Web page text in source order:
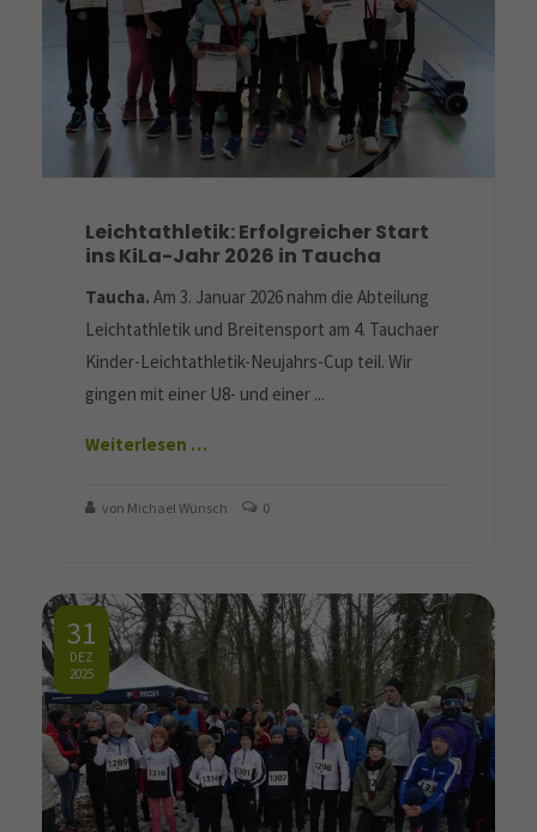
Leichtathletik: Erfolgreicher Start
ins KiLa-Jahr 2026 in Taucha
Taucha. Am 3. Januar 2026 nahm die Abteilung
Leichtathletik und Breitensport am 4. Tauchaer
Kinder-Leichtathletik-Neujahrs-Cup teil. Wir
gingen mit einer U8- und einer ...
Weiterlesen …
von Michael Wünsch 0
31
DEZ
2025